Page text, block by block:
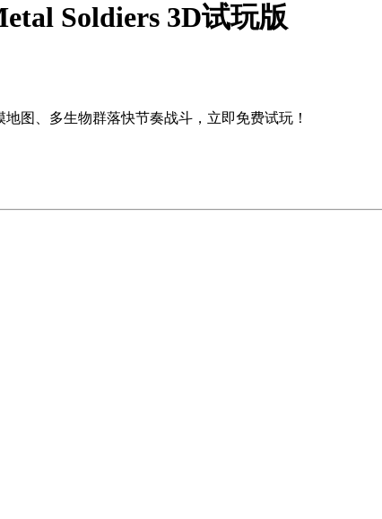
Soldiers 3D试玩版
图、多生物群落快节奏战斗，立即免费试玩！